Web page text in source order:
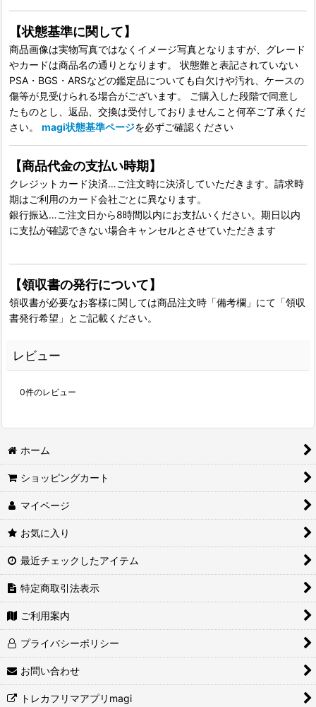
【状態基準に関して】
商品画像は実物写真ではなくイメージ写真となりますが、グレード
やカードは商品名の通りとなります。 状態難と表記されていない
PSA・BGS・ARSなどの鑑定品についても白欠けや汚れ、ケースの
傷等が見受けられる場合がございます。 ご購入した段階で同意し
たものとし、返品、交換は受付しておりませんこと何卒ご了承くだ
さい。 magi状態基準ページを必ずご確認ください
【商品代金の支払い時期】
クレジットカード決済…ご注文時に決済していただきます。請求時
期はご利用のカード会社ごとに異なります。
銀行振込…ご注文日から8時間以内にお支払いください。期日以内
に支払が確認できない場合キャンセルとさせていただきます
【領収書の発行について】
領収書が必要なお客様に関しては商品注文時「備考欄」にて「領収
書発行希望」とご記載ください。
レビュー
0件のレビュー
ホーム
ショッピングカート
マイページ
お気に入り
最近チェックしたアイテム
特定商取引法表示
ご利用案内
プライバシーポリシー
お問い合わせ
トレカフリマアプリmagi